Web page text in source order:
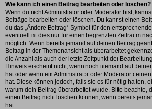
Wie kann ich einen Beitrag bearbeiten oder löschen?
Wenn du nicht Administrator oder Moderator bist,
Beiträge bearbeiten oder löschen. Du kannst einen
du das „Ändere Beitrag“-Symbol für den
eventuell ist dies nur für einen begrenzten Zeitraum
möglich. Wenn bereits jemand auf deinen Beitrag
Beitrag in der Themenansicht als überarbeitet
die Anzahl als auch der letzte Zeitpunkt der
Hinweis erscheint nicht, wenn noch niemand auf
hat oder wenn ein Administrator oder Moderator
hat. Diese können jedoch, falls sie es für nötig halten,
warum dein Beitrag überarbeitet wurde. Bitte beachte,
einen Beitrag nicht löschen können, wenn bereits
hat.